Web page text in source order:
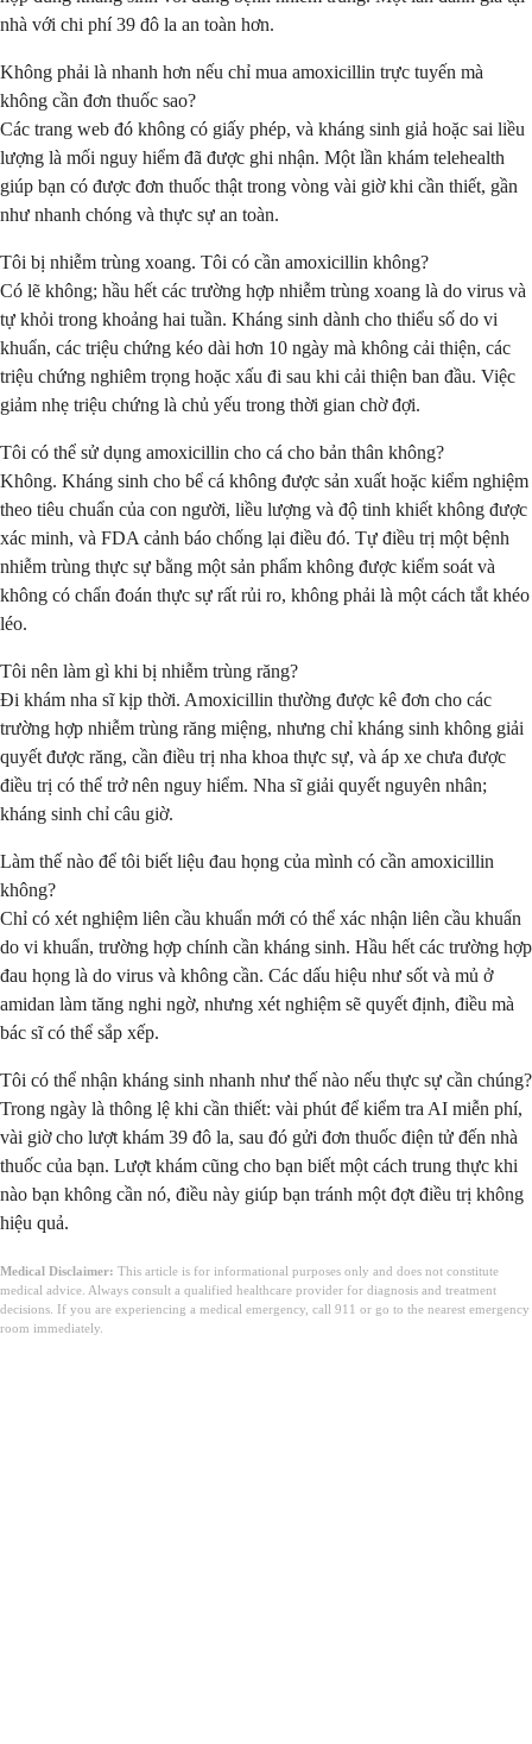
nhà với chi phí 39 đô la an toàn hơn.
Không phải là nhanh hơn nếu chỉ mua amoxicillin trực tuyến mà
không cần đơn thuốc sao?
Các trang web đó không có giấy phép, và kháng sinh giả hoặc sai liều
lượng là mối nguy hiểm đã được ghi nhận. Một lần khám telehealth
giúp bạn có được đơn thuốc thật trong vòng vài giờ khi cần thiết, gần
như nhanh chóng và thực sự an toàn.
Tôi bị nhiễm trùng xoang. Tôi có cần amoxicillin không?
Có lẽ không; hầu hết các trường hợp nhiễm trùng xoang là do virus và
tự khỏi trong khoảng hai tuần. Kháng sinh dành cho thiểu số do vi
khuẩn, các triệu chứng kéo dài hơn 10 ngày mà không cải thiện, các
triệu chứng nghiêm trọng hoặc xấu đi sau khi cải thiện ban đầu. Việc
giảm nhẹ triệu chứng là chủ yếu trong thời gian chờ đợi.
Tôi có thể sử dụng amoxicillin cho cá cho bản thân không?
Không. Kháng sinh cho bể cá không được sản xuất hoặc kiểm nghiệm
theo tiêu chuẩn của con người, liều lượng và độ tinh khiết không được
xác minh, và FDA cảnh báo chống lại điều đó. Tự điều trị một bệnh
nhiễm trùng thực sự bằng một sản phẩm không được kiểm soát và
không có chẩn đoán thực sự rất rủi ro, không phải là một cách tắt khéo
léo.
Tôi nên làm gì khi bị nhiễm trùng răng?
Đi khám nha sĩ kịp thời. Amoxicillin thường được kê đơn cho các
trường hợp nhiễm trùng răng miệng, nhưng chỉ kháng sinh không giải
quyết được răng, cần điều trị nha khoa thực sự, và áp xe chưa được
điều trị có thể trở nên nguy hiểm. Nha sĩ giải quyết nguyên nhân;
kháng sinh chỉ câu giờ.
Làm thế nào để tôi biết liệu đau họng của mình có cần amoxicillin
không?
Chỉ có xét nghiệm liên cầu khuẩn mới có thể xác nhận liên cầu khuẩn
do vi khuẩn, trường hợp chính cần kháng sinh. Hầu hết các trường hợp
đau họng là do virus và không cần. Các dấu hiệu như sốt và mủ ở
amidan làm tăng nghi ngờ, nhưng xét nghiệm sẽ quyết định, điều mà
bác sĩ có thể sắp xếp.
Tôi có thể nhận kháng sinh nhanh như thế nào nếu thực sự cần chúng?
Trong ngày là thông lệ khi cần thiết: vài phút để kiểm tra AI miễn phí,
vài giờ cho lượt khám 39 đô la, sau đó gửi đơn thuốc điện tử đến nhà
thuốc của bạn. Lượt khám cũng cho bạn biết một cách trung thực khi
nào bạn không cần nó, điều này giúp bạn tránh một đợt điều trị không
hiệu quả.
Medical Disclaimer: This article is for informational purposes only and does not constitute
medical advice. Always consult a qualified healthcare provider for diagnosis and treatment
decisions. If you are experiencing a medical emergency, call 911 or go to the nearest emergency
room immediately.